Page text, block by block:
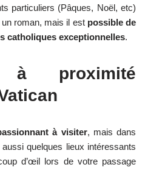
particuliers (Pâques, Noël, etc)
roman, mais il estpossible de
catholiques exceptionnelles.
proximité
à visiter, mais dans
quelques lieux intéressants
d’œil lors de votre passage